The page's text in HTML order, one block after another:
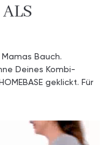
Bauch.
Deines Kombi-
geklickt. Für